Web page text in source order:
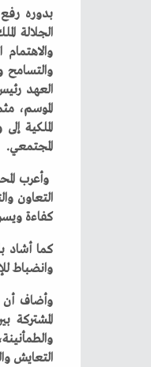
‬المجتمعي‭.‬
‬كفاءة‭ ‬ويسر‭.‬
‬وانضباط‭ ‬للإجراءات‭ ‬المعتمدة،‭ ‬مؤكدًا‭ ‬أن‭ ‬هذا‭ ‬الالتزام‭ ‬كان‭ ‬أحد‭ ‬أبرز‭ ‬مرتكزات‭ ‬نجاح‭ ‬موسم‭ ‬عاشوراء‭ ‬لهذا‭ ‬العام‭.‬
‬التعايش‭ ‬والتسامح،‭ ‬ترجمةً‭ ‬للرؤى‭ ‬الملكية‭ ‬السامية،‭ ‬ومتابعة‭ ‬الحكومة،‭ ‬وتوجيهات‭ ‬وزير‭ ‬الداخلية‭.‬